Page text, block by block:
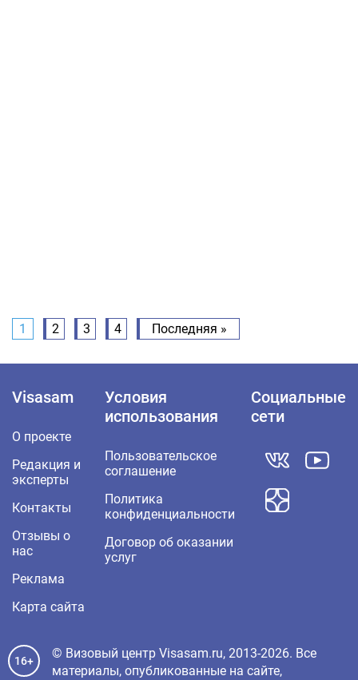
1 2 3 4 Последняя »
Visasam
О проекте
Редакция и
эксперты
Контакты
Отзывы о
нас
Реклама
Карта сайта
Условия
использования
Пользовательское
соглашение
Политика
конфиденциальности
Договор об оказании
услуг
Социальные
сети
16+
© Визовый центр Visasam.ru, 2013-2026. Все
материалы, опубликованные на сайте,